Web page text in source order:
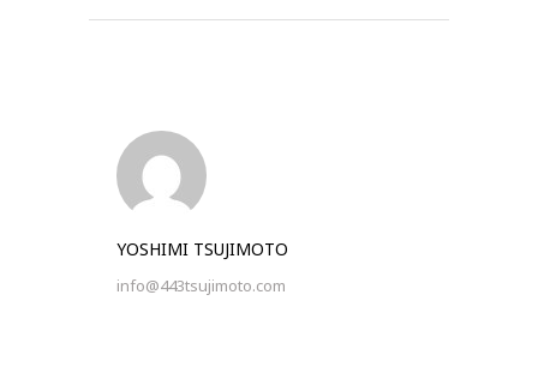
YOSHIMI TSUJIMOTO
info@443tsujimoto.com